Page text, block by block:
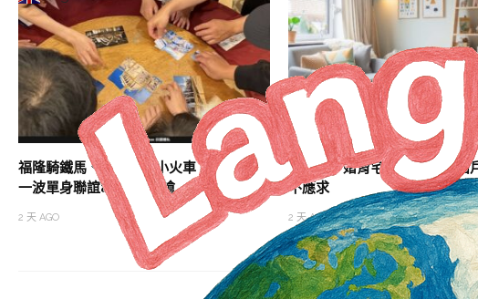
福隆騎鐵馬、阿里山搭小火車 內政部最後
一波單身聯誼8/7中午開搶
2 天 AGO
審計部：婚育宅需求殷切 釋出
不應求
2 天 AGO